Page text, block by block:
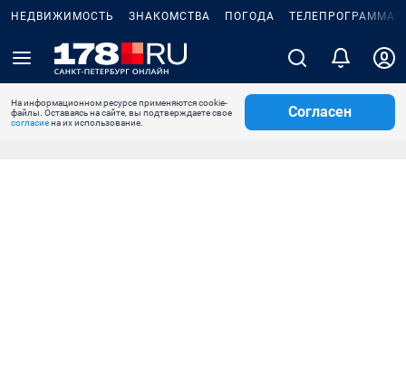
НЕДВИЖИМОСТЬ ЗНАКОМСТВА ПОГОДА ТЕЛЕПРОГРАММА
На информационном ресурсе применяются cookie-
файлы. Оставаясь на сайте, вы подтверждаете свое
согласиена их использование.
Согласен